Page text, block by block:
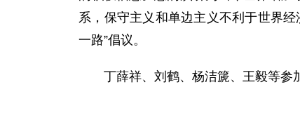
系，保守主义和单边主义不利于世界
一路”倡议。
丁薛祥、刘鹤、杨洁篪、王毅等参加